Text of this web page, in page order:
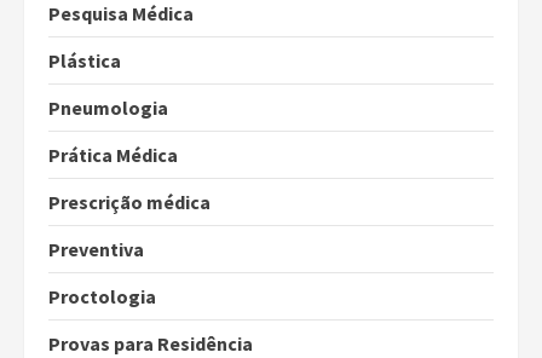
Pesquisa Médica
Plástica
Pneumologia
Prática Médica
Prescrição médica
Preventiva
Proctologia
Provas para Residência